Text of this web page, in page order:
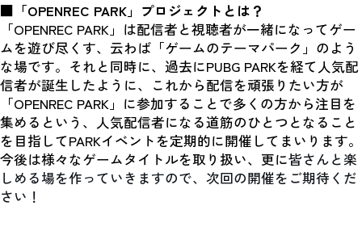
■「OPENREC PARK」プロジェクトとは？
「OPENREC PARK」は配信者と視聴者が一緒になってゲー
ムを遊び尽くす、云わば「ゲームのテーマパーク」のよう
な場です。それと同時に、過去にPUBG PARKを経て人気配
信者が誕生したように、これから配信を頑張りたい方が
「OPENREC PARK」に参加することで多くの方から注目を
集めるという、人気配信者になる道筋のひとつとなること
を目指してPARKイベントを定期的に開催してまいります。
今後は様々なゲームタイトルを取り扱い、更に皆さんと楽
しめる場を作っていきますので、次回の開催をご期待くだ
さい！